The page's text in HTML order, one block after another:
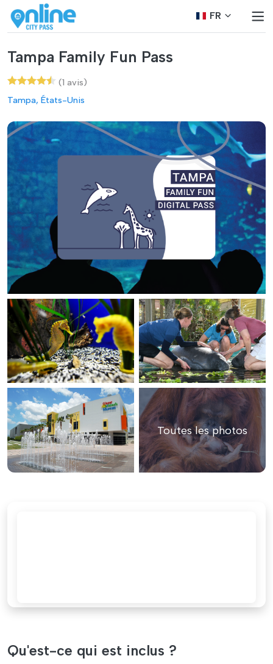
FR
Tampa Family Fun Pass
(1 avis)
Tampa, États-Unis
Toutes les photos
Qu'est-ce qui est inclus ?